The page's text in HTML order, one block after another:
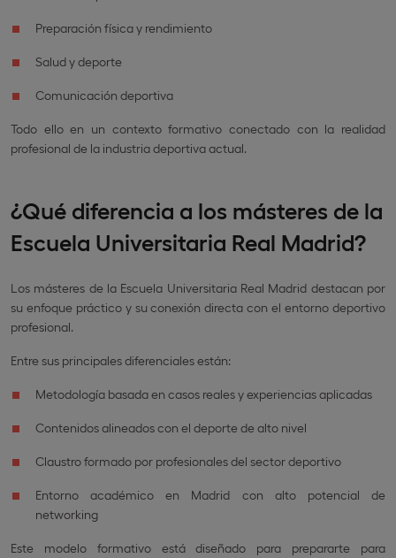
Preparación física y rendimiento
Salud y deporte
Comunicación deportiva
Todo ello en un contexto formativo conectado con la realidad
profesional de la industria deportiva actual.
¿Qué diferencia a los másteres de la
Escuela Universitaria Real Madrid?
Los másteres de la Escuela Universitaria Real Madrid destacan por
su enfoque práctico y su conexión directa con el entorno deportivo
profesional.
Entre sus principales diferenciales están:
Metodología basada en casos reales y experiencias aplicadas
Contenidos alineados con el deporte de alto nivel
Claustro formado por profesionales del sector deportivo
Entorno académico en Madrid con alto potencial de
networking
Este modelo formativo está diseñado para prepararte para